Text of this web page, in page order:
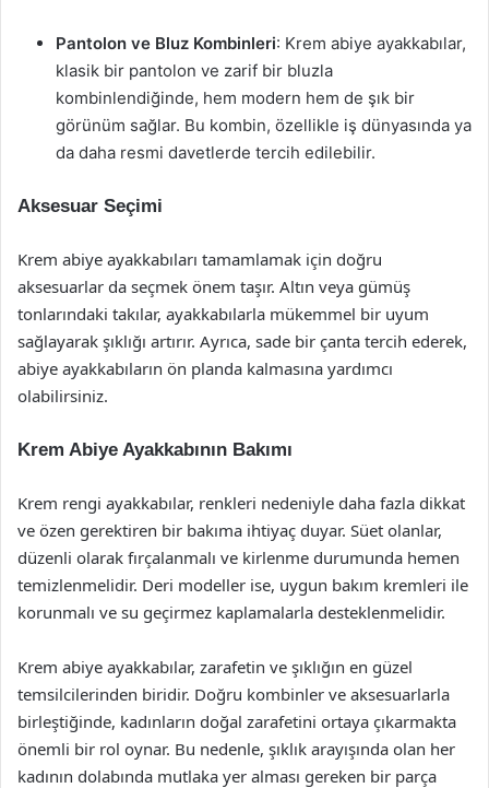
Pantolon ve Bluz Kombinleri: Krem abiye ayakkabılar,
klasik bir pantolon ve zarif bir bluzla
kombinlendiğinde, hem modern hem de şık bir
görünüm sağlar. Bu kombin, özellikle iş dünyasında ya
da daha resmi davetlerde tercih edilebilir.
Aksesuar Seçimi
Krem abiye ayakkabıları tamamlamak için doğru
aksesuarlar da seçmek önem taşır. Altın veya gümüş
tonlarındaki takılar, ayakkabılarla mükemmel bir uyum
sağlayarak şıklığı artırır. Ayrıca, sade bir çanta tercih ederek,
abiye ayakkabıların ön planda kalmasına yardımcı
olabilirsiniz.
Krem Abiye Ayakkabının Bakımı
Krem rengi ayakkabılar, renkleri nedeniyle daha fazla dikkat
ve özen gerektiren bir bakıma ihtiyaç duyar. Süet olanlar,
düzenli olarak fırçalanmalı ve kirlenme durumunda hemen
temizlenmelidir. Deri modeller ise, uygun bakım kremleri ile
korunmalı ve su geçirmez kaplamalarla desteklenmelidir.
Krem abiye ayakkabılar, zarafetin ve şıklığın en güzel
temsilcilerinden biridir. Doğru kombinler ve aksesuarlarla
birleştiğinde, kadınların doğal zarafetini ortaya çıkarmakta
önemli bir rol oynar. Bu nedenle, şıklık arayışında olan her
kadının dolabında mutlaka yer alması gereken bir parça